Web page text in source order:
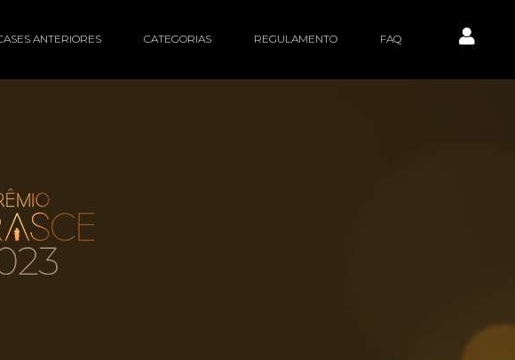
ANTERIORES CATEGORIAS REGULAMENTO FAQ